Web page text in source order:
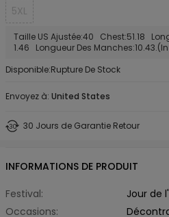
5XL
Taille US Ajustée:40 Chest:51.18
1.46 Longueur Des
Disponible:Rupture De Stock
Envoyez à: United States
30 Jours de Garantie Retour
INFORMATIONS DE PRODUIT
Festival:
Jour de
Occasions: